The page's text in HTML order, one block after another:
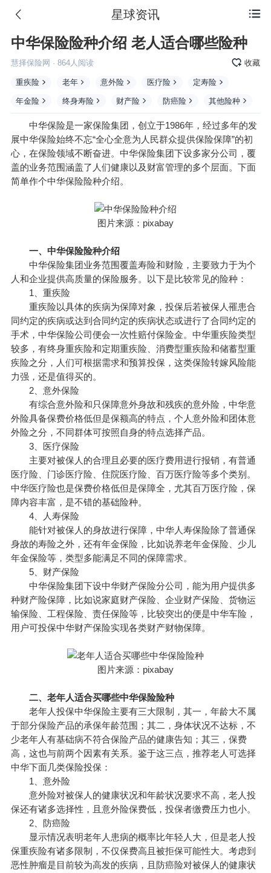
 星球资讯
中华保险险种介绍 老人适合哪些险种
慧择保险网 · 864人阅读 收藏
重疾险 老年 意外险 医疗险 定寿险
年金险 终身寿险 财产险 防癌险 其他险种
中华保险是一家保险集团，创立于1986年，经过多年的发
展中华保险始终不忘“全心全意为人民群众提供保险保障”的初
心，在保险领域不断奋进。中华保险集团下设多家分公司，覆
盖的业务范围涵盖了人们健康以及财富管理的多个层面。下面
简单作个中华保险险种介绍。
图片来源：pixabay
一、中华保险险种介绍
中华保险集团业务范围覆盖寿险和财险，主要致力于为个
人和企业提供高质量的保险服务。以下是比较常见的险种：
1、重疾险
重疾险以具体的疾病为保障对象，投保后若被保人罹患合
同约定的疾病或达到合同约定的疾病状态或进行了合同约定的
手术，中华保险公司便会一次性赔付保险金。中华重疾险类型
较多，有终身重疾险和定期重疾险、消费型重疾险和储蓄型重
疾险之分，人们可根据需求和预算投保，这类保险转嫁风险能
力强，还是值得买的。
2、意外保险
有综合意外险和只保障意外身故和残疾的意外险，中华意
外险具备保费价格低但是保额高的特点，个人意外险和团体意
外险之分，不同群体可按照自身的特点选择产品。
3、医疗保险
主要对被保人的合理且必要的医疗费用进行报销，有普通
医疗险、门诊医疗险、住院医疗险、百万医疗险等多个类别。
中华医疗险也是保费价格低但是保障全，尤其百万医疗险，保
障内容丰富，是不错的基础险种。
4、人寿保险
能针对被保人的身故进行保障，中华人寿保险除了普通保
身故的寿险之外，还有年金保险，比如说养老年金保险、少儿
年金保险等，类型多能满足不同的保障需求。
5、财产保险
中华保险集团下设中华财产保险分公司，能为用户提供多
种财产险保障，比如说家庭财产保险、企业财产保险、货物运
输保险、工程保险、责任保险等，比较突出的便是中华车险，
用户可投保中华财产保险实现各类财产财物保障。
图片来源：pixabay
二、老年人适合买哪些中华保险险种
老年人投保中华保险主要有三大限制，其一，年龄大不属
于部分保险产品的承保年龄范围；其二，身体状况不达标，不
少老年人有基础病不符合保险产品的健康告知；其三，保费
高，这也与前两个因素有关系。鉴于这三点，推荐老人可选择
中华下面几类保险投保：
1、意外险
意外险对被保人的健康状况和年龄状况要求不高，老人投
保还有诸多选择性，且意外险保费低，投保者缴费压力也小。
2、防癌险
显示情况表明老年人患病的概率比年轻人大，但是老人投
保重疾险有诸多限制，不仅保费高且被拒保可能性大。考虑到
恶性肿瘤是目前较为高发的疾病，且防癌险对被保人的健康状